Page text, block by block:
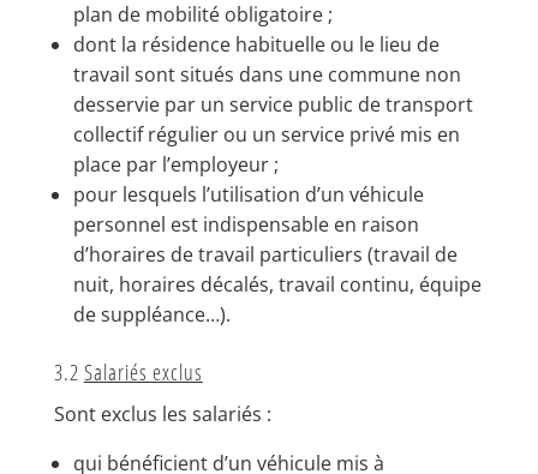
plan de mobilité obligatoire ;
dont la résidence habituelle ou le lieu de
travail sont situés dans une commune non
desservie par un service public de transport
collectif régulier ou un service privé mis en
place par l’employeur ;
pour lesquels l’utilisation d’un véhicule
personnel est indispensable en raison
d’horaires de travail particuliers (travail de
nuit, horaires décalés, travail continu, équipe
de suppléance…).
3.2 Salariés exclus
Sont exclus les salariés :
qui bénéficient d’un véhicule mis à